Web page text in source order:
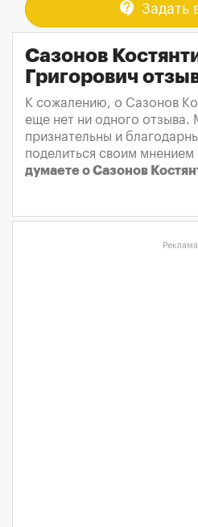
contact_support Задать
Сазонов
Григорович
К сожалению, о Сазонов
еще нет ни одного
признательны и
поделиться своим мнением
думаете о Сазонов
Реклама